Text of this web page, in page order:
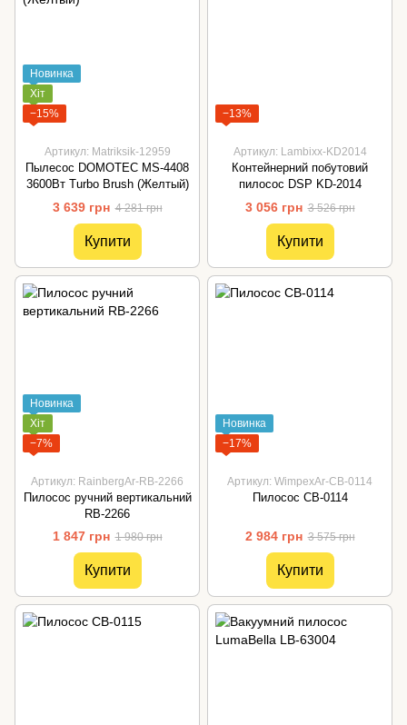
Новинка
Хіт
−15%
Артикул: Matriksik-12959
Пылесос DOMOTEC MS-4408
3600Вт Turbo Brush (Желтый)
3 639 грн 4 281 грн
Купити
−13%
Артикул: Lambixx-KD2014
Контейнерний побутовий
пилосос DSP KD-2014
3 056 грн 3 526 грн
Купити
Новинка
Хіт
−7%
Артикул: RainbergAr-RB-2266
Пилосос ручний вертикальний
RB-2266
1 847 грн 1 980 грн
Купити
Новинка
−17%
Артикул: WimpexAr-СВ-0114
Пилосос СВ-0114
2 984 грн 3 575 грн
Купити